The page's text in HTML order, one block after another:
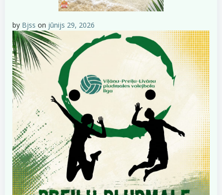
by Bjss on jūnijs 29, 2026